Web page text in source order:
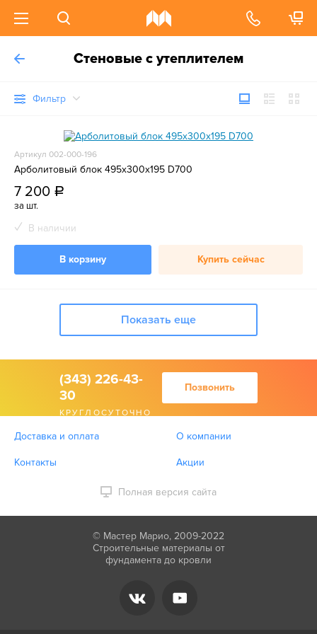
Стеновые с утеплителем
Фильтр
Артикул 002-000-196
Арболитовый блок 495х300х195 D700
7 200 a
за шт.
В наличии
В корзину Купить сейчас
Показать еще
(343) 226-43-
30
КРУГЛОСУТОЧНО
Позвонить
Доставка и оплата О компании
Контакты Акции
Полная версия сайта
© Мастер Марио, 2009-2022
Строительные материалы от
фундамента до кровли